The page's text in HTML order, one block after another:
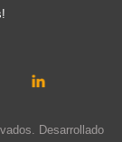
Desarrollado